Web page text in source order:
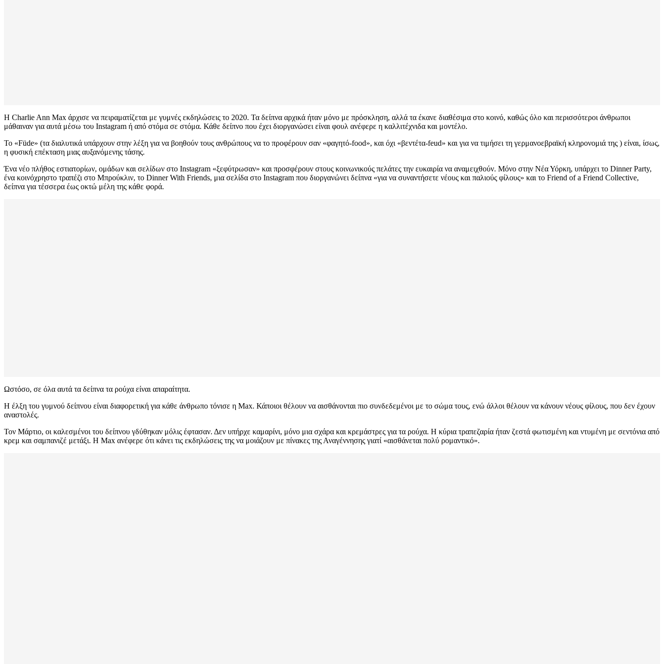
Η Charlie Ann Max άρχισε να πειραματίζεται με γυμνές εκδηλώσεις το 2020. Τα δείπνα αρχικά ήταν μόνο με πρόσκληση, αλλά τα έκανε διαθέσιμα στο κοινό, καθώς όλο και περισσότεροι άνθρωποι
μάθαιναν για αυτά μέσω του Instagram ή από στόμα σε στόμα. Κάθε δείπνο που έχει διοργανώσει είναι φουλ ανέφερε η καλλιτέχνιδα και μοντέλο.
Το «Füde» (τα διαλυτικά υπάρχουν στην λέξη για να βοηθούν τους ανθρώπους να το προφέρουν σαν «φαγητό-food», και όχι «βεντέτα-feud» και για να τιμήσει τη γερμανοεβραϊκή κληρονομιά της ) είναι, ίσως,
η φυσική επέκταση μιας αυξανόμενης τάσης.
Ένα νέο πλήθος εστιατορίων, ομάδων και σελίδων στο Instagram «ξεφύτρωσαν» και προσφέρουν στους κοινωνικούς πελάτες την ευκαιρία να αναμειχθούν. Μόνο στην Νέα Υόρκη, υπάρχει το Dinner Party,
ένα κοινόχρηστο τραπέζι στο Μπρούκλιν, το Dinner With Friends, μια σελίδα στο Instagram που διοργανώνει δείπνα «για να συναντήσετε νέους και παλιούς φίλους» και το Friend of a Friend Collective,
δείπνα για τέσσερα έως οκτώ μέλη της κάθε φορά.
Ωστόσο, σε όλα αυτά τα δείπνα τα ρούχα είναι απαραίτητα.
Η έλξη του γυμνού δείπνου είναι διαφορετική για κάθε άνθρωπο τόνισε η Max. Κάποιοι θέλουν να αισθάνονται πιο συνδεδεμένοι με το σώμα τους, ενώ άλλοι θέλουν να κάνουν νέους φίλους, που δεν έχουν
αναστολές.
Τον Μάρτιο, οι καλεσμένοι του δείπνου γδύθηκαν μόλις έφτασαν. Δεν υπήρχε καμαρίνι, μόνο μια σχάρα και κρεμάστρες για τα ρούχα. Η κύρια τραπεζαρία ήταν ζεστά φωτισμένη και ντυμένη με σεντόνια από
κρεμ και σαμπανιζέ μετάξι. Η Max ανέφερε ότι κάνει τις εκδηλώσεις της να μοιάζουν με πίνακες της Αναγέννησης γιατί «αισθάνεται πολύ ρομαντικό».